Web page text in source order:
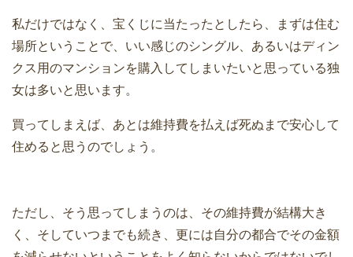
私だけではなく、宝くじに当たったとしたら、まずは住む
場所ということで、いい感じのシングル、あるいはディン
クス用のマンションを購入してしまいたいと思っている独
女は多いと思います。
買ってしまえば、あとは維持費を払えば死ぬまで安心して
住めると思うのでしょう。
ただし、そう思ってしまうのは、その維持費が結構大き
く、そしていつまでも続き、更には自分の都合でその金額